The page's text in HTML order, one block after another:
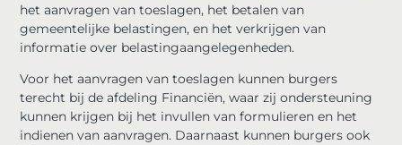
het aanvragen van toeslagen, het betalen van
gemeentelijke belastingen, en het verkrijgen van
informatie over belastingaangelegenheden.
Voor het aanvragen van toeslagen kunnen burgers
terecht bij de afdeling Financiën, waar zij ondersteuning
kunnen krijgen bij het invullen van formulieren en het
indienen van aanvragen. Daarnaast kunnen burgers ook